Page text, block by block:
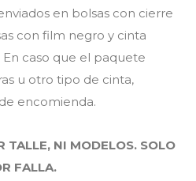
en bolsas con cierre
con film negro y cinta
caso que el paquete
u otro tipo de cinta,
encomienda.
TALLE, NI MODELOS. SOLO
FALLA.